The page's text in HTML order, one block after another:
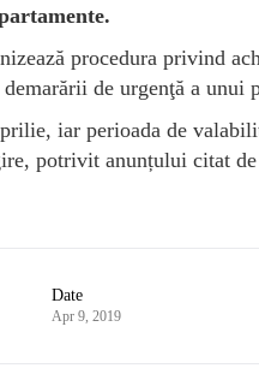
procedura privind
de urgenţă a unui
iar perioada de
potrivit anunțului citat
Date
Apr 9, 2019